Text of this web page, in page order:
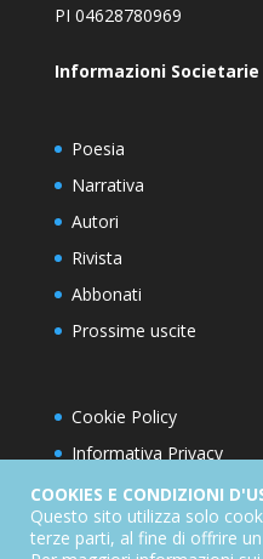
PI 04628780969
Informazioni Societarie
Poesia
Narrativa
Autori
Rivista
Abbonati
Prossime uscite
Cookie Policy
Informativa Privacy
Condizioni d’utilizzo del
Condizioni generali di
COOKIES E CONDIZIONI
Questo sito utilizza solo
terze parti, al fine di offrire